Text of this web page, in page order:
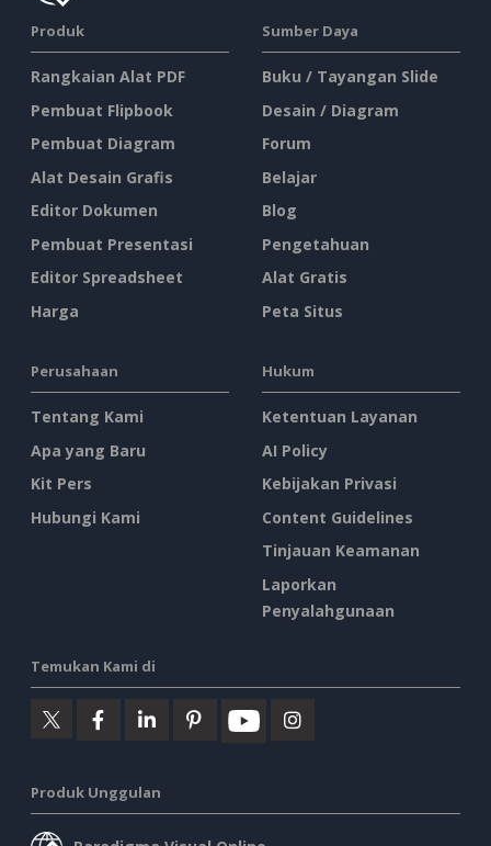
Produk
Rangkaian Alat PDF
Pembuat Flipbook
Pembuat Diagram
Alat Desain Grafis
Editor Dokumen
Pembuat Presentasi
Editor Spreadsheet
Harga
Sumber Daya
Buku / Tayangan Slide
Desain / Diagram
Forum
Belajar
Blog
Pengetahuan
Alat Gratis
Peta Situs
Perusahaan
Tentang Kami
Apa yang Baru
Kit Pers
Hubungi Kami
Hukum
Ketentuan Layanan
AI Policy
Kebijakan Privasi
Content Guidelines
Tinjauan Keamanan
Laporkan
Penyalahgunaan
Temukan Kami di
Produk Unggulan